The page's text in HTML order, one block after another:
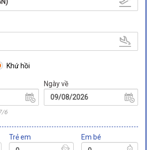
Khứ hồi
6
Ngày về
Trẻ em Em bé